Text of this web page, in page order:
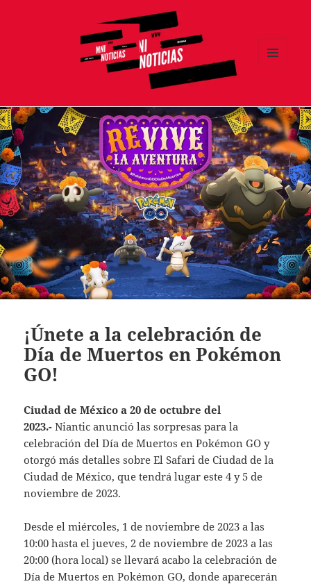
¡Únete a la celebración de
Día de Muertos en Pokémon
GO!
Ciudad de México a 20 de octubre del
2023.- Niantic anunció las sorpresas para la
celebración del Día de Muertos en Pokémon GO y
otorgó más detalles sobre El Safari de Ciudad de la
Ciudad de México, que tendrá lugar este 4 y 5 de
noviembre de 2023.
Desde el miércoles, 1 de noviembre de 2023 a las
10:00 hasta el jueves, 2 de noviembre de 2023 a las
20:00 (hora local) se llevará acabo la celebración de
Día de Muertos en Pokémon GO, donde aparecerán